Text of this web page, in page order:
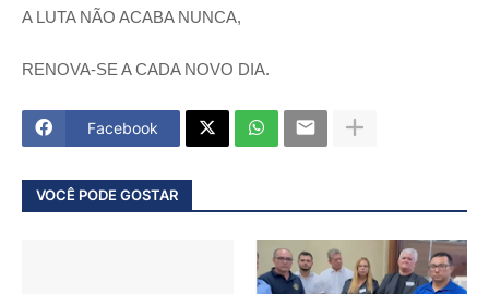
A LUTA NÃO ACABA NUNCA,
RENOVA-SE A CADA NOVO DIA.
Facebook
VOCÊ PODE GOSTAR